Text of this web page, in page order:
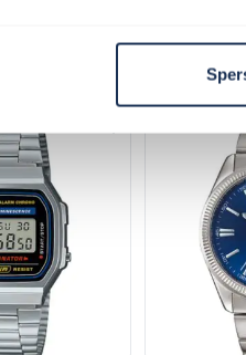
klawisza tabulacji. Możesz